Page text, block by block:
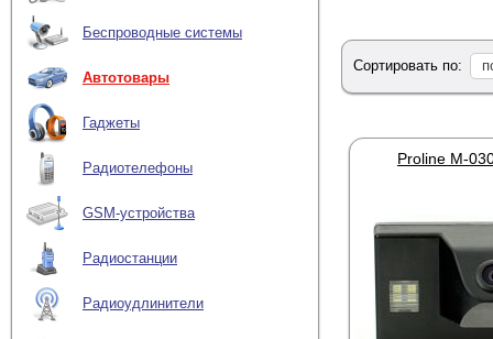
Беспроводные системы
Автотовары
Гаджеты
Радиотелефоны
GSM-устройства
Радиостанции
Радиоудлинители
Сортировать по:
Proline M-